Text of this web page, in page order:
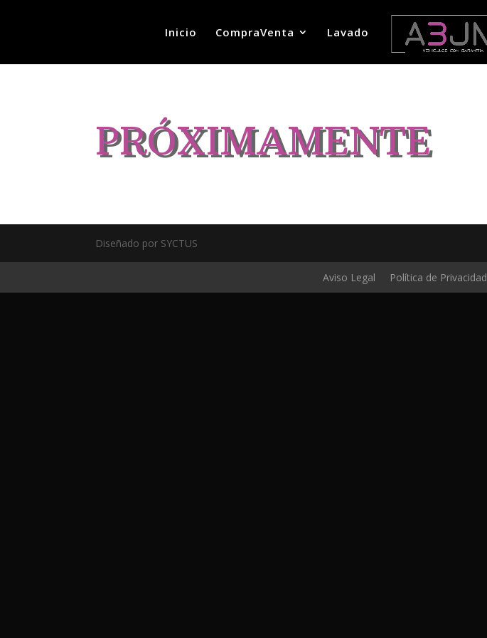
Inicio CompraVenta Lavado
PRÓXIMAMENTE
Diseñado por SYCTUS
Aviso Legal Política de Privacidad